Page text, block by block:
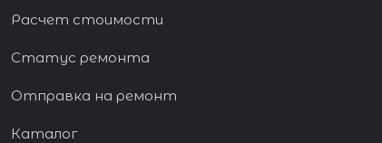
Расчет стоимости
Статус ремонта
Отправка на ремонт
Каталог